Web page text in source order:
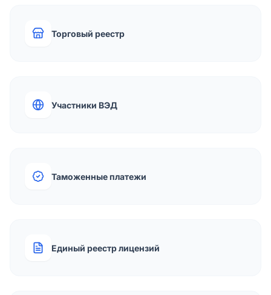
Торговый реестр
Участники ВЭД
Таможенные платежи
Единый реестр лицензий